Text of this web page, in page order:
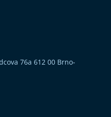
76a 612 00 Brno-